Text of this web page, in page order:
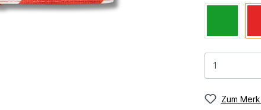
Zum